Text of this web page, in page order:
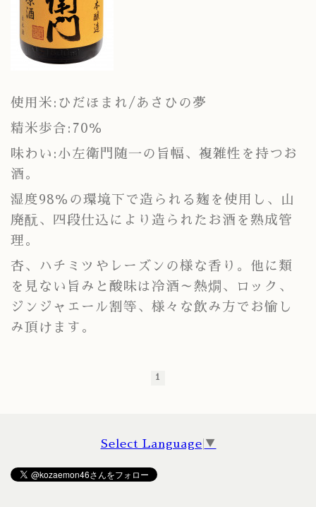
使用米:ひだほまれ/あさひの夢
精米歩合:70％
味わい:小左衛門随一の旨幅、複雑性を持つお
酒。
湿度98％の環境下で造られる麹を使用し、山
廃酛、四段仕込により造られたお酒を熟成管
理。
杏、ハチミツやレーズンの様な香り。他に類
を見ない旨みと酸味は冷酒～熱燗、ロック、
ジンジャエール割等、様々な飲み方でお愉し
み頂けます。
1
Select Language ▼